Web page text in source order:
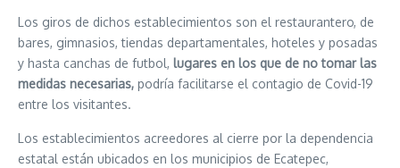
Los giros de dichos establecimientos son el restaurantero, de
bares, gimnasios, tiendas departamentales, hoteles y posadas
y hasta canchas de futbol, lugares en los que de no tomar las
medidas necesarias, podría facilitarse el contagio de Covid-19
entre los visitantes.
Los establecimientos acreedores al cierre por la dependencia
estatal están ubicados en los municipios de Ecatepec,